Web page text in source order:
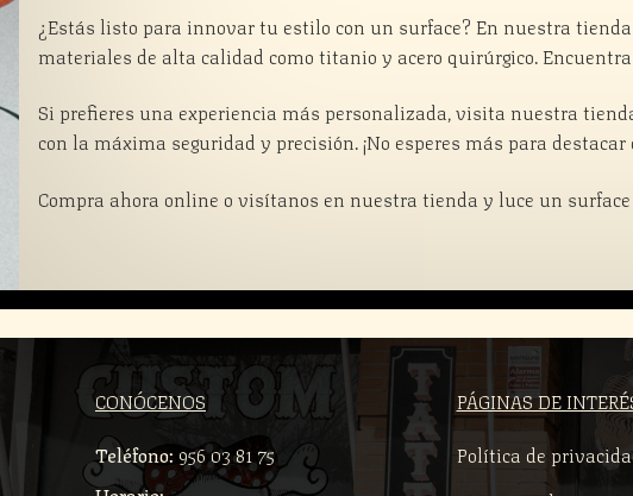
¿Estás listo para innovar tu estilo con un surface? En nuestra
materiales de alta calidad como titanio y acero quirúrgico.
Si prefieres una experiencia más personalizada, visita nuestra
con la máxima seguridad y precisión. ¡No esperes más para
Compra ahora online o visítanos en nuestra tienda y luce un
CONÓCENOS
Teléfono: 956 03 81 75
PÁGINAS DE
Política de